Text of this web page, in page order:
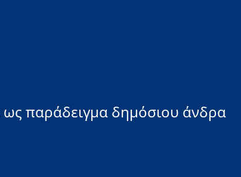
ως παράδειγμα δημόσιου άνδρα